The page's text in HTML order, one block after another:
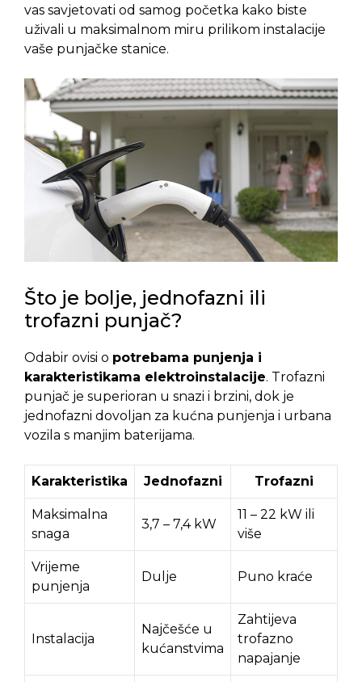
vas savjetovati od samog početka kako biste
uživali u maksimalnom miru prilikom instalacije
vaše punjačke stanice.
Što je bolje, jednofazni ili
trofazni punjač?
Odabir ovisi o potrebama punjenja i
karakteristikama elektroinstalacije. Trofazni
punjač je superioran u snazi i brzini, dok je
jednofazni dovoljan za kućna punjenja i urbana
vozila s manjim baterijama.
Karakteristika Jednofazni Trofazni
Maksimalna
snaga
3,7 – 7,4 kW
11 – 22 kW ili
više
Vrijeme
punjenja
Dulje Puno kraće
Instalacija
Najčešće u
kućanstvima
Zahtijeva
trofazno
napajanje